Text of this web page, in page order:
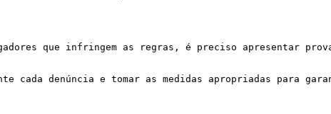
que infringem as regras, é preciso apresentar